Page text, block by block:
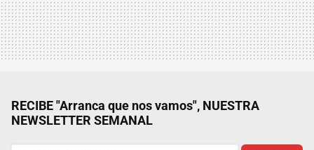
RECIBE "Arranca que nos vamos", NUESTRA
NEWSLETTER SEMANAL